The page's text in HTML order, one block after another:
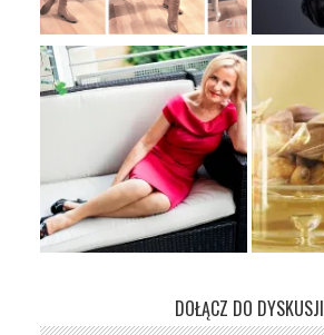
DOŁĄCZ DO DYSKUSJI